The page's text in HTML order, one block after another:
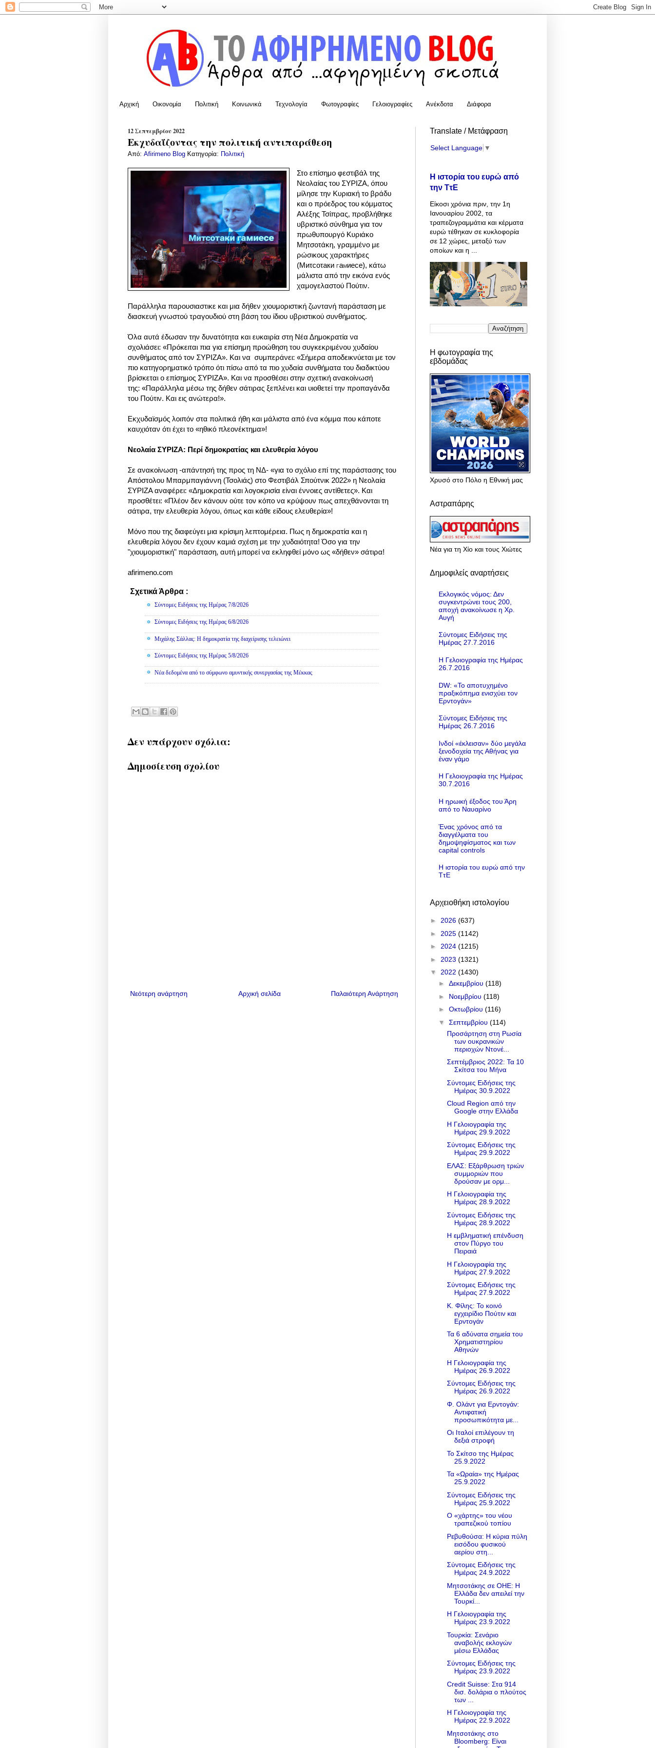
Αρχική Οικονομία Πολιτική Κοινωνικά Τεχνολογία Φωτογραφίες Γελοιογραφίες Ανέκδοτα Διάφορα
12 Σεπτεμβρίου 2022
Εκχυδαΐζοντας την πολιτική αντιπαράθεση
Από: Afirimeno Blog Κατηγορία: Πολιτική
Στο επίσημο φεστιβάλ της
Νεολαίας του ΣΥΡΙΖΑ, όπου
μίλησε την Κυριακή το βράδυ
και ο πρόεδρος του κόμματος
Αλέξης Τσίπρας, προβλήθηκε
υβριστικό σύνθημα για τον
πρωθυπουργό Κυριάκο
Μητσοτάκη, γραμμένο με
ρώσικους χαρακτήρες
(МиτcoτaкиΓaMиece), κάτω
μάλιστα από την εικόνα ενός
χαμογελαστού Πούτιν.
Παράλληλα παρουσιαστικε και μια δήθεν χιουμοριστική ζωντανή παράσταση με
διασκευή γνωστού τραγουδιού στη βάση του ίδιου υβριστικού συνθήματος.
Όλα αυτά έδωσαν την δυνατότητα και ευκαιρία στη Νέα Δημοκρατία να
σχολιάσει: «Πρόκειται πια για επίσημη προώθηση του συγκεκριμένου χυδαίου
συνθήματος από τον ΣΥΡΙΖΑ». Και να συμπεράνει: «Σήμερα αποδεικνύεται με τον
πιο κατηγορηματικό τρόπο ότι πίσω από τα πιο χυδαία συνθήματα του διαδικτύου
βρίσκεται ο επίσημος ΣΥΡΙΖΑ». Και να προσθέσει στην σχετική ανακοίνωσή
της: «Παράλληλα μέσω της δήθεν σάτιρας ξεπλένει και υιοθετεί την προπαγάνδα
του Πούτιν. Και εις ανώτερα!».
Εκχυδαϊσμός λοιπόν στα πολιτικά ήθη και μάλιστα από ένα κόμμα που κάποτε
καυχιόταν ότι έχει το «ηθικό πλεονέκτημα»!
Νεολαία ΣΥΡΙΖΑ: Περί δημοκρατίας και ελευθερία λόγου
Σε ανακοίνωση -απάντησή της προς τη ΝΔ- «για το σχόλιο επί της παράστασης του
Απόστολου Μπαρμπαγιάννη (Τσολιάς) στο Φεστιβάλ Σπούτνικ 2022» η Νεολαία
ΣΥΡΙΖΑ αναφέρει: «Δημοκρατία και λογοκρισία είναι έννοιες αντίθετες». Και
προσθέτει: «Πλέον δεν κάνουν ούτε τον κόπο να κρύψουν πως απεχθάνονται τη
σάτιρα, την ελευθερία λόγου, όπως και κάθε είδους ελευθερία»!
Μόνο που της διαφεύγει μια κρίσιμη λεπτομέρεια. Πως η δημοκρατία και η
ελευθερία λόγου δεν έχουν καμιά σχέση με την χυδαιότητα! Όσο για την
"χιουμοριστική" παράσταση, αυτή μπορεί να εκληφθεί μόνο ως «δήθεν» σάτιρα!
afirimeno.com
Σχετικά Άρθρα :
Σύντομες Ειδήσεις της Ημέρας 7/8/2026
Σύντομες Ειδήσεις της Ημέρας 6/8/2026
Μιχάλης Σάλλας: Η δημοκρατία της διαχείρισης τελειώνει
Σύντομες Ειδήσεις της Ημέρας 5/8/2026
Νέα δεδομένα από το σύμφωνο αμυντικής συνεργασίας της Μέκκας
Δεν υπάρχουν σχόλια:
Δημοσίευση σχολίου
Νεότερη ανάρτηση Παλαιότερη Ανάρτηση
Αρχική σελίδα
Translate / Μετάφραση
Select Language ▼
Η ιστορία του ευρώ από
την ΤτΕ
Είκοσι χρόνια πριν, την 1η
Ιανουαρίου 2002, τα
τραπεζογραμμάτια και κέρματα
ευρώ τέθηκαν σε κυκλοφορία
σε 12 χώρες, μεταξύ των
οποίων και η ...
Η φωτογραφία της
εβδομάδας
Χρυσό στο Πόλο η Εθνική μας
Αστραπάρης
Νέα για τη Χίο και τους Χιώτες
Δημοφιλείς αναρτήσεις
Εκλογικός νόμος: Δεν
συγκεντρώνει τους 200,
αποχή ανακοίνωσε η Χρ.
Αυγή
Σύντομες Ειδήσεις της
Ημέρας 27.7.2016
Η Γελοιογραφία της Ημέρας
26.7.2016
DW: «To αποτυχημένο
πραξικόπημα ενισχύει τον
Ερντογάν»
Σύντομες Ειδήσεις της
Ημέρας 26.7.2016
Ινδοί «έκλεισαν» δύο μεγάλα
ξενοδοχεία της Αθήνας για
έναν γάμο
Η Γελοιογραφία της Ημέρας
30.7.2016
Η ηρωική έξοδος του Άρη
από το Ναυαρίνο
Ένας χρόνος από τα
διαγγέλματα του
δημοψηφίσματος και των
capital controls
Η ιστορία του ευρώ από την
ΤτΕ
Αρχειοθήκη ιστολογίου
► 2026 (637)
► 2025 (1142)
► 2024 (1215)
► 2023 (1321)
▼ 2022 (1430)
► Δεκεμβρίου (118)
► Νοεμβρίου (118)
► Οκτωβρίου (116)
▼ Σεπτεμβρίου (114)
Προσάρτηση στη Ρωσία
των ουκρανικών
περιοχών Ντονέ...
Σεπτέμβριος 2022: Τα 10
Σκίτσα του Μήνα
Σύντομες Ειδήσεις της
Ημέρας 30.9.2022
Cloud Region από την
Google στην Ελλάδα
Η Γελοιογραφία της
Ημέρας 29.9.2022
Σύντομες Ειδήσεις της
Ημέρας 29.9.2022
ΕΛΑΣ: Εξάρθρωση τριών
συμμοριών που
δρούσαν με ορμ...
Η Γελοιογραφία της
Ημέρας 28.9.2022
Σύντομες Ειδήσεις της
Ημέρας 28.9.2022
Η εμβληματική επένδυση
στον Πύργο του
Πειραιά
Η Γελοιογραφία της
Ημέρας 27.9.2022
Σύντομες Ειδήσεις της
Ημέρας 27.9.2022
Κ. Φίλης: Το κοινό
εγχειρίδιο Πούτιν και
Ερντογάν
Τα 6 αδύνατα σημεία του
Χρηματιστηρίου
Αθηνών
Η Γελοιογραφία της
Ημέρας 26.9.2022
Σύντομες Ειδήσεις της
Ημέρας 26.9.2022
Φ. Ολάντ για Ερντογάν:
Αντιφατική
προσωπικότητα με...
Οι Ιταλοί επιλέγουν τη
δεξιά στροφή
Το Σκίτσο της Ημέρας
25.9.2022
Τα «Ωραία» της Ημέρας
25.9.2022
Σύντομες Ειδήσεις της
Ημέρας 25.9.2022
Ο «χάρτης» του νέου
τραπεζικού τοπίου
Ρεβυθούσα: Η κύρια πύλη
εισόδου φυσικού
αερίου στη...
Σύντομες Ειδήσεις της
Ημέρας 24.9.2022
Μητσοτάκης σε ΟΗΕ: Η
Ελλάδα δεν απειλεί την
Τουρκί...
Η Γελοιογραφία της
Ημέρας 23.9.2022
Τουρκία: Σενάριο
αναβολής εκλογών
μέσω Ελλάδας
Σύντομες Ειδήσεις της
Ημέρας 23.9.2022
Credit Suisse: Στα 914
δισ. δολάρια ο πλούτος
των ...
Η Γελοιογραφία της
Ημέρας 22.9.2022
Μητσοτάκης στο
Bloomberg: Είναι